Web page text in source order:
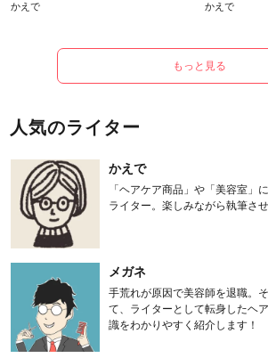
かえで かえで
もっと見る
人気のライター
かえで
「ヘアケア商品」や「美容室」
ライター。楽しみながら執筆さ
メガネ
手荒れが原因で美容師を退職。
て、ライターとして転身したヘ
識をわかりやすく紹介します！